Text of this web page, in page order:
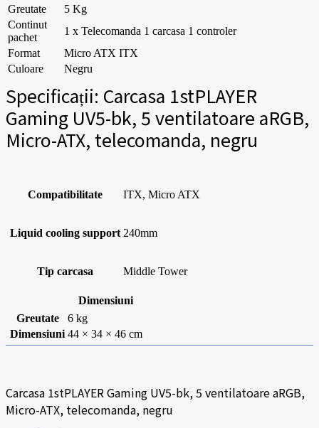
Greutate
5 Kg
Continut
pachet
1 x Telecomanda 1 carcasa 1 controler
Format
Micro ATX ITX
Culoare
Negru
Specificații: Carcasa 1stPLAYER
Gaming UV5-bk, 5 ventilatoare aRGB,
Micro-ATX, telecomanda, negru
Compatibilitate ITX, Micro ATX
Liquid cooling support 240mm
Tip carcasa Middle Tower
Dimensiuni
Greutate
6 kg
Dimensiuni 44 × 34 × 46 cm
Carcasa 1stPLAYER Gaming UV5-bk, 5 ventilatoare aRGB,
Micro-ATX, telecomanda, negru